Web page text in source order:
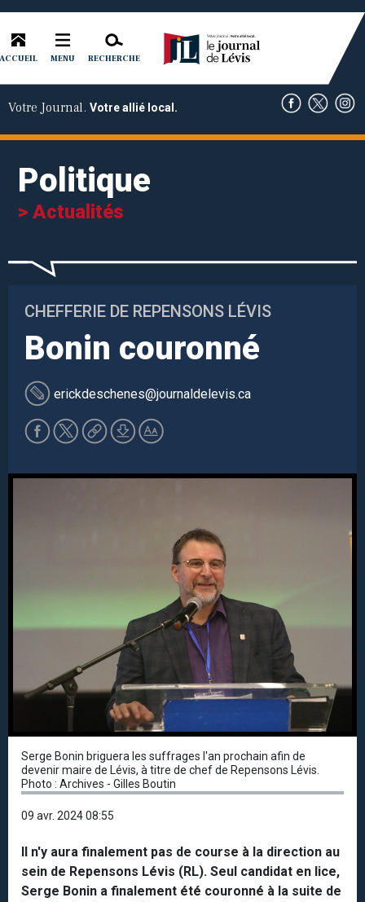
ACCUEIL MENU RECHERCHE
Votre Journal. Votre allié local.
Politique
> Actualités
CHEFFERIE DE REPENSONS LÉVIS
Bonin couronné
erickdeschenes@journaldelevis.ca
Serge Bonin briguera les suffrages l'an prochain afin de
devenir maire de Lévis, à titre de chef de Repensons Lévis.
Photo : Archives - Gilles Boutin
09 avr. 2024 08:55
Il n'y aura finalement pas de course à la direction au
sein de Repensons Lévis (RL). Seul candidat en lice,
Serge Bonin a finalement été couronné à la suite de